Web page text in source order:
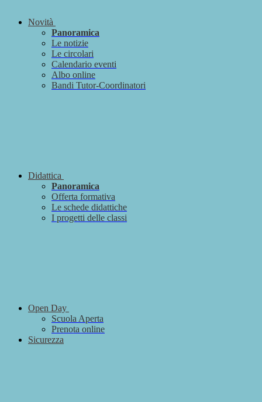
Novità
Panoramica
Le notizie
Le circolari
Calendario eventi
Albo online
Bandi Tutor-Coordinatori
Didattica
Panoramica
Offerta formativa
Le schede didattiche
I progetti delle classi
Open Day
Scuola Aperta
Prenota online
Sicurezza